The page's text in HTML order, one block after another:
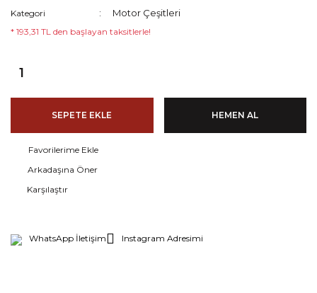
Kategori Motor Çeşitleri
* 193,31 TL den başlayan taksitlerle!
SEPETE EKLE HEMEN AL
Arkadaşına Öner
Karşılaştır
WhatsApp İletişim Instagram Adresimi